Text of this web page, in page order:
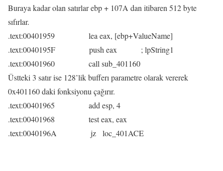
Buraya kadar olan satırlar ebp + 107A dan itibaren 512 byte
sıfırlar.
.text:00401959 lea eax, [ebp+ValueName]
.text:0040195F push eax ; lpString1
.text:00401960 call sub_401160
Üstteki 3 satır ise 128’lik bufferı parametre olarak vererek
0x401160 daki fonksiyonu çağırır.
.text:00401965 add esp, 4
.text:00401968 test eax, eax
.text:0040196A jz loc_401ACE